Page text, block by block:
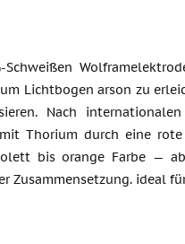
Lichtbogen arson zu
Nach internationalen
Thorium durch eine
bis orange Farbe —
Zusammensetzung. ideal